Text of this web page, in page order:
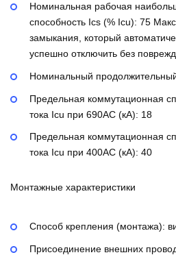
Номинальная рабочая
способность Ics (% Icu): 75
замыкания, который
успешно отключить без
Номинальный
Предельная коммутационная
тока Icu при 690AC (кА): 18
Предельная коммутационная
тока Icu при 400АС (кА): 40
Монтажные характеристики
Способ крепления (монтажа):
Присоединение внешних